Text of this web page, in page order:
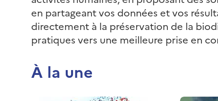
en partageant vos données et vos
directement à la préservation de la
pratiques vers une meilleure prise en
À la une